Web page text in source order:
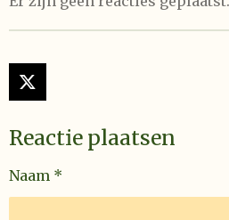
X
Reactie plaatsen
Naam *